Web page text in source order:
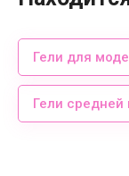
Гели для
Гели средней